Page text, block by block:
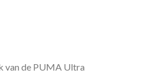
van de PUMA Ultra